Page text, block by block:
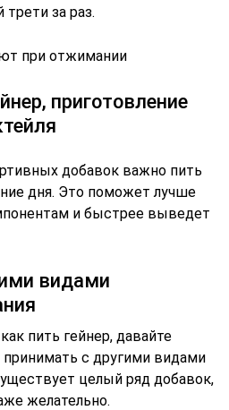
за раз.
при отжимании
приготовление
добавок важно пить
дня. Это поможет лучше
и быстрее выведет
видами
пить гейнер, давайте
с другими видами
целый ряд добавок,
желательно.